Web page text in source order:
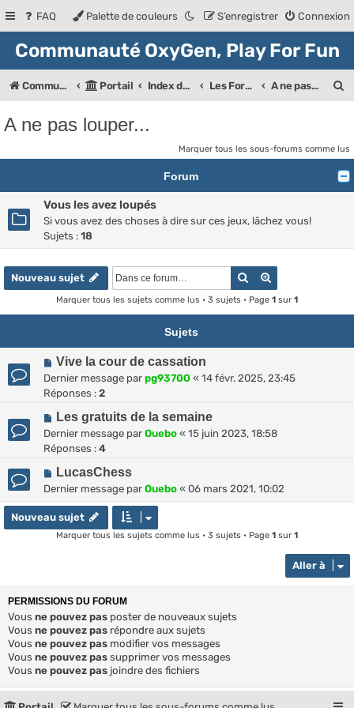
FAQ Connexion
S’enregistrer
Palette de couleurs
Communauté OxyGen, Play For Fun
Communauté OXyGeN Portail Index des forums Les Forums de la communauté A ne pas louper...
h
e
A ne pas louper...
Marquer tous les sous-forums comme lus
Forum
Vous les avez loupés
Si vous avez des choses à dire sur ces jeux, lâchez vous!
Sujets : 18
Nouveau sujet Rechercher
Marquer tous les sujets comme lus • 3 sujets • Page 1 sur 1
Sujets
Vive la cour de cassation
Dernier message par pg93700 « 14 févr. 2025, 23:45
Réponses : 2
Les gratuits de la semaine
Dernier message par Ouebo « 15 juin 2023, 18:58
Réponses : 4
LucasChess
Dernier message par Ouebo « 06 mars 2021, 10:02
Nouveau sujet
Marquer tous les sujets comme lus • 3 sujets • Page 1 sur 1
Aller à
PERMISSIONS DU FORUM
Vous ne pouvez pas poster de nouveaux sujets
Vous ne pouvez pas répondre aux sujets
Vous ne pouvez pas modifier vos messages
Vous ne pouvez pas supprimer vos messages
Vous ne pouvez pas joindre des fichiers